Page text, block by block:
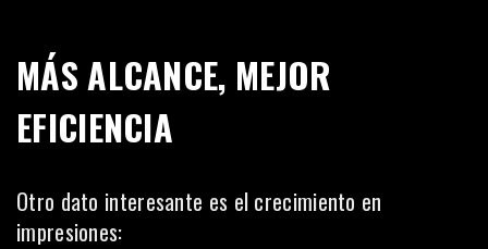
MÁS ALCANCE, MEJOR
EFICIENCIA
Otro dato interesante es el crecimiento en
impresiones: